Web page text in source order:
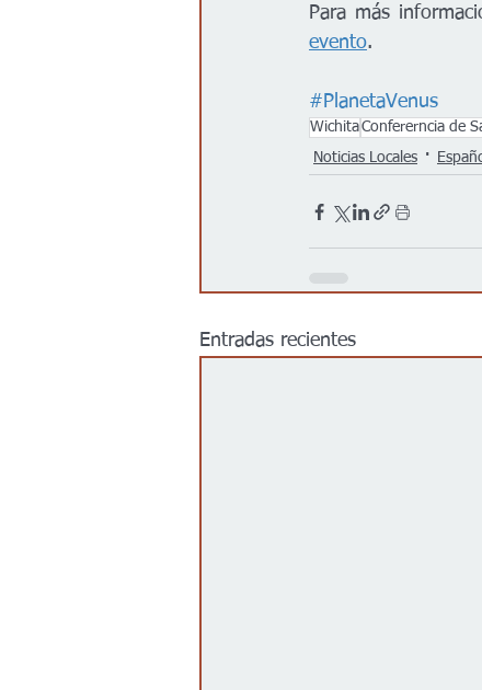
Para más
evento.
#PlanetaVenus
WichitaConfererncia de
Noticias Locales
Entradas recientes